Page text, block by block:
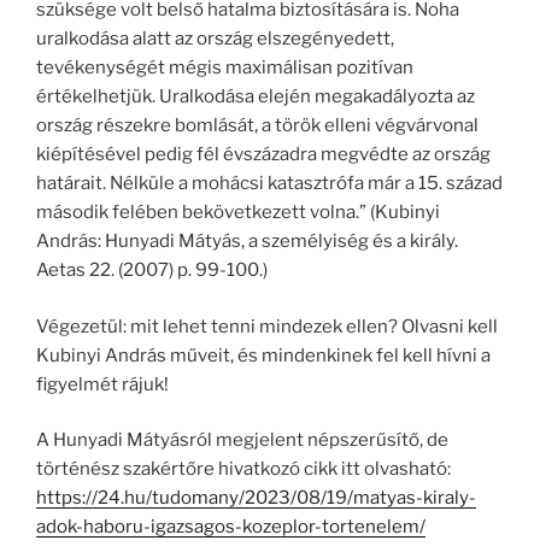
szüksége volt belső hatalma biztosítására is. Noha
uralkodása alatt az ország elszegényedett,
tevékenységét mégis maximálisan pozitívan
értékelhetjük. Uralkodása elején megakadályozta az
ország részekre bomlását, a török elleni végvárvonal
kiépítésével pedig fél évszázadra megvédte az ország
határait. Nélküle a mohácsi katasztrófa már a 15. század
második felében bekövetkezett volna.” (Kubinyi
András: Hunyadi Mátyás, a személyiség és a király.
Aetas 22. (2007) p. 99-100.)
Végezetül: mit lehet tenni mindezek ellen? Olvasni kell
Kubinyi András műveit, és mindenkinek fel kell hívni a
figyelmét rájuk!
A Hunyadi Mátyásról megjelent népszerűsítő, de
történész szakértőre hivatkozó cikk itt olvasható:
https://24.hu/tudomany/2023/08/19/matyas-kiraly-
adok-haboru-igazsagos-kozeplor-tortenelem/